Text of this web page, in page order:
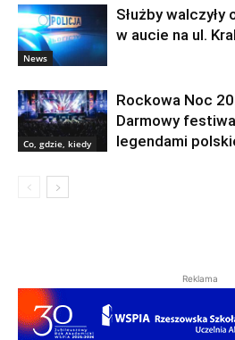
News
Służby
w aucie na ul.
Co, gdzie, kiedy
Rockowa Noc
Darmowy
legendami
Reklama